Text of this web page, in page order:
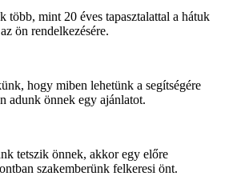
több, mint 20 éves tapasztalattal a hátuk
ön rendelkezésére.
hogy miben lehetünk a segítségére
adunk önnek egy ajánlatot.
tetszik önnek, akkor egy előre
szakemberünk felkeresi önt.